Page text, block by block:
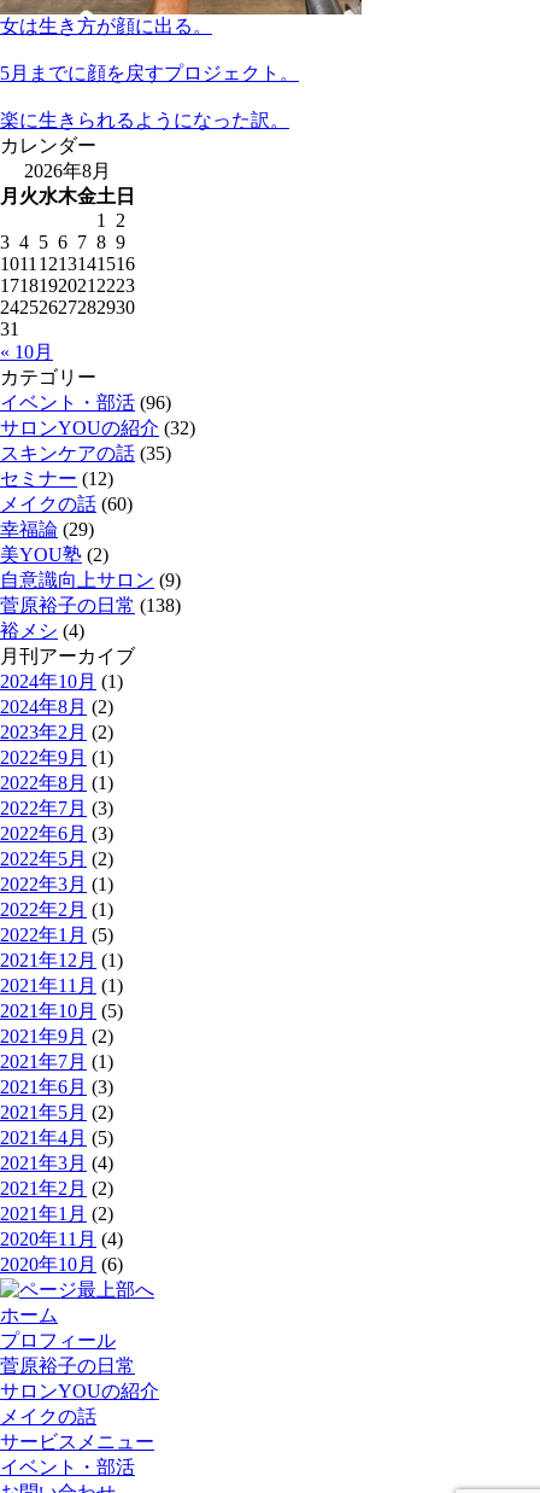
女は生き方が顔に出る。
5月までに顔を戻すプロジェクト。
楽に生きられるようになった訳。
カレンダー
2026年8月
月 火水木金土 日
1
2
3 4 5 6 7 8 9
1011 1213141516
1718192021 2223
24252627282930
31
« 10月
カテゴリー
イベント・部活 (96)
サロンYOUの紹介 (32)
スキンケアの話 (35)
セミナー (12)
メイクの話 (60)
幸福論 (29)
美YOU塾 (2)
自意識向上サロン (9)
菅原裕子の日常 (138)
裕メシ (4)
月刊アーカイブ
2024年10月 (1)
2024年8月 (2)
2023年2月 (2)
2022年9月 (1)
2022年8月 (1)
2022年7月 (3)
2022年6月 (3)
2022年5月 (2)
2022年3月 (1)
2022年2月 (1)
2022年1月 (5)
2021年12月 (1)
2021年11月 (1)
2021年10月 (5)
2021年9月 (2)
2021年7月 (1)
2021年6月 (3)
2021年5月 (2)
2021年4月 (5)
2021年3月 (4)
2021年2月 (2)
2021年1月 (2)
2020年11月 (4)
2020年10月 (6)
ホーム
プロフィール
菅原裕子の日常
サロンYOUの紹介
メイクの話
サービスメニュー
イベント・部活